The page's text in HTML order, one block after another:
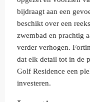
bijdraagt aan een
beschikt over een
zwembad en prachtig
verder verhogen.
dat elk detail tot in de
Golf Residence een
investeren.